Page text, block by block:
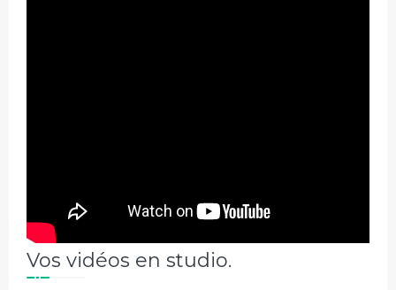
Vos vidéos en studio.